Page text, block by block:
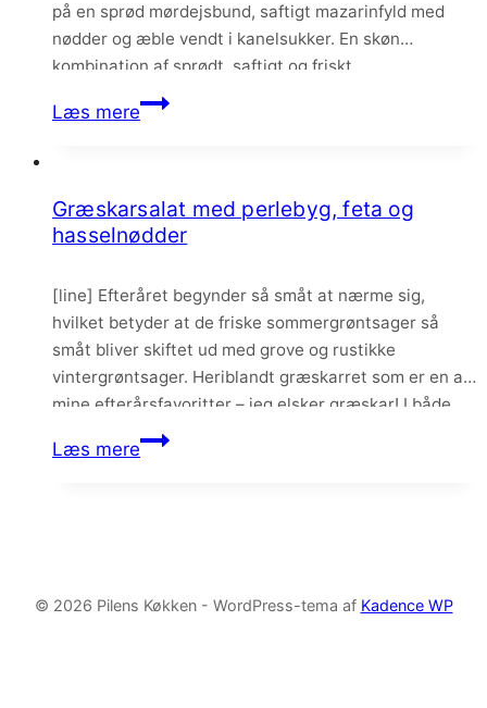
på en sprød mørdejsbund, saftigt mazarinfyld med
nødder og æble vendt i kanelsukker. En skøn
kombination af sprødt, saftigt og friskt.
Læs mereÆbletærte
og
Græskarsalat med perlebyg, feta og
hasselnødder
[line] Efteråret begynder så småt at nærme sig,
hvilket betyder at de friske sommergrøntsager så
småt bliver skiftet ud med grove og rustikke
vintergrøntsager. Heriblandt græskarret som er en af
mine efterårsfavoritter – jeg elsker græskar! I både
pastaretter, risotto, som tilbehør eller i en salat som
her. Denne græskarsalat er fyldt med perlebyg og…
Læs mereGræskarsalat
© 2026 Pilens Køkken - WordPress-tema af Kadence WP